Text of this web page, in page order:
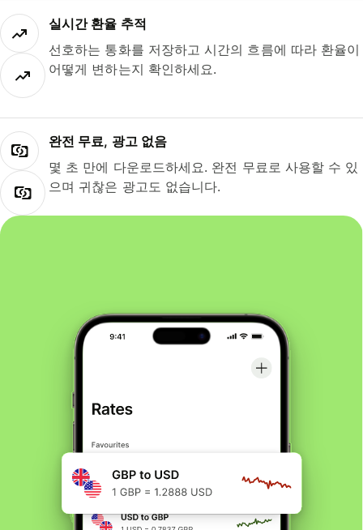
실시간 환율 추적
선호하는 통화를 저장하고 시간의 흐름에 따라 환율이
어떻게 변하는지 확인하세요.
완전 무료, 광고 없음
몇 초 만에 다운로드하세요. 완전 무료로 사용할 수 있
으며 귀찮은 광고도 없습니다.